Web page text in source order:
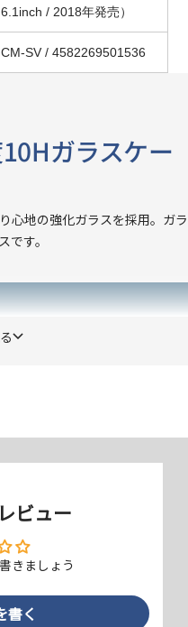
/ 2018年発売）
SV / 4582269501536
ガラスケー
心地の強化ガラスを採用。ガラ
す。
ガラス採用
旭硝子社製のソーダライム
ビュー
きましょう
書く